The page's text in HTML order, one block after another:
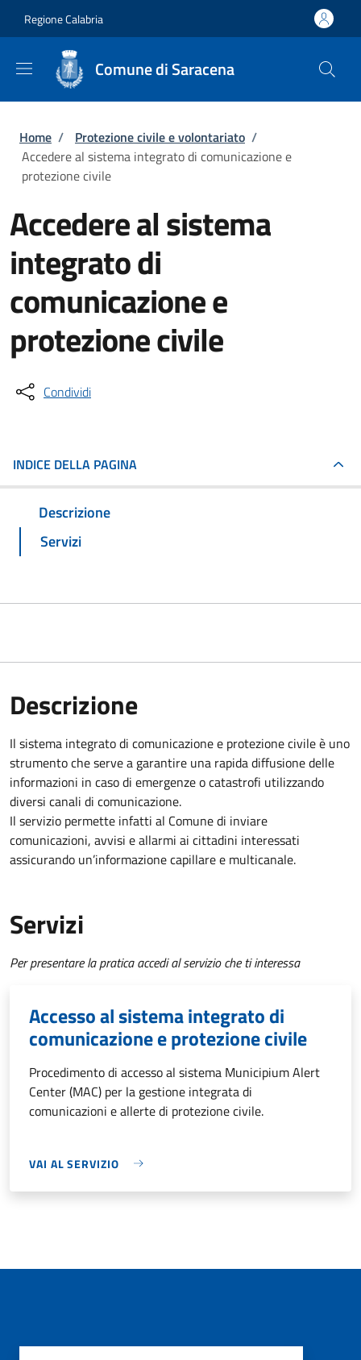
Regione Calabria
Comune di Saracena
Briciole di pane
Home / Protezione civile e volontariato /
Accedere al sistema integrato di comunicazione e
protezione civile
Accedere al sistema
integrato di
comunicazione e
protezione civile
Condividi
INDICE DELLA PAGINA
Descrizione
Servizi
Descrizione
Il sistema integrato di comunicazione e protezione civile è uno
strumento che serve a garantire una rapida diffusione delle
informazioni in caso di emergenze o catastrofi utilizzando
diversi canali di comunicazione.
Il servizio permette infatti al Comune di inviare
comunicazioni, avvisi e allarmi ai cittadini interessati
assicurando un’informazione capillare e multicanale.
Servizi
Per presentare la pratica accedi al servizio che ti interessa
Accesso al sistema integrato di
comunicazione e protezione civile
Procedimento di accesso al sistema Municipium Alert
Center (MAC) per la gestione integrata di
comunicazioni e allerte di protezione civile.
VAI AL SERVIZIO